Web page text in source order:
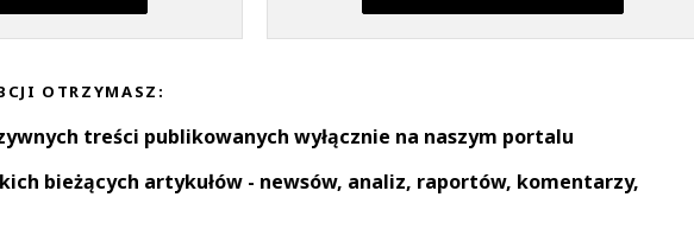
OTRZYMASZ:
treści publikowanych wyłącznie na naszym portalu
bieżących artykułów - newsów, analiz, raportów, komentarzy,